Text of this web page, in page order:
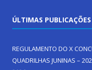
ÚLTIMAS PUBLICAÇÕES
REGULAMENTO DO X
QUADRILHAS JUNINAS –